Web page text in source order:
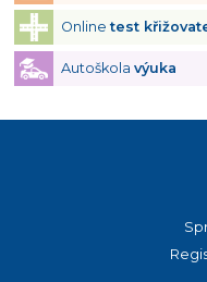
Onlinetest
Autoškola výuka